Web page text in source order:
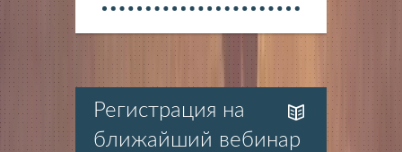
Регистрация на
ближайший вебинар